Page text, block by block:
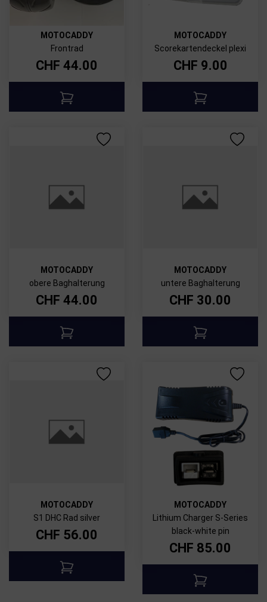
MOTOCADDY
Frontrad
CHF 44.00
MOTOCADDY
Scorekartendeckel plexi
CHF 9.00
MOTOCADDY
obere Baghalterung
CHF 44.00
MOTOCADDY
untere Baghalterung
CHF 30.00
MOTOCADDY
S1 DHC Rad silver
CHF 56.00
MOTOCADDY
Lithium Charger S-Series
black-white pin
CHF 85.00